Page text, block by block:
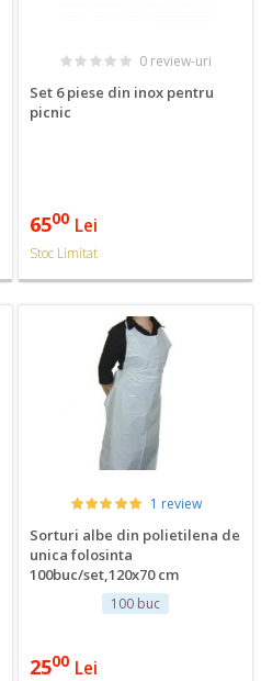
0 review-uri
Set 6 piese din inox pentru
picnic
6500 Lei
Stoc Limitat
1 review
Sorturi albe din polietilena de
unica folosinta
100buc/set,120x70 cm
100 buc
2500 Lei